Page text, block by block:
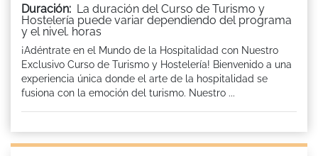
Duración: La duración del Curso de Turismo y
Hostelería puede variar dependiendo del programa
y el nivel. horas
¡Adéntrate en el Mundo de la Hospitalidad con Nuestro
Exclusivo Curso de Turismo y Hostelería! Bienvenido a una
experiencia única donde el arte de la hospitalidad se
fusiona con la emoción del turismo. Nuestro ...